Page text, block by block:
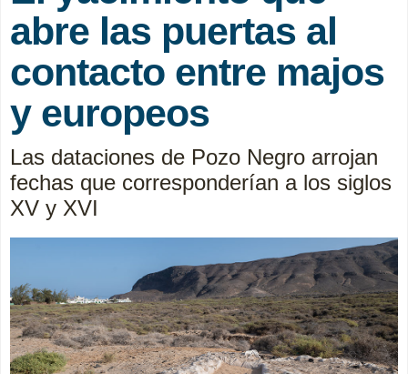
abre las puertas al
contacto entre majos
y europeos
Las dataciones de Pozo Negro arrojan
fechas que corresponderían a los siglos
XV y XVI